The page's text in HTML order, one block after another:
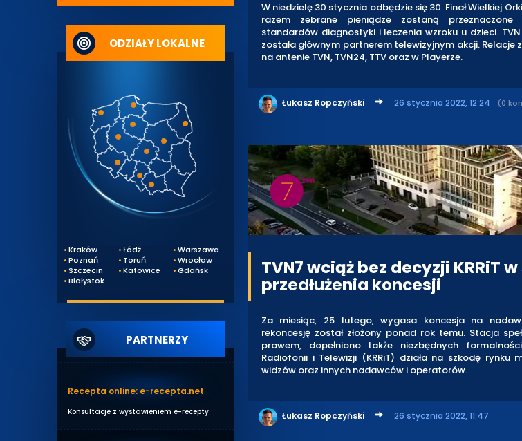
ODZIAŁY LOKALNE
Kraków Łódź
Warszawa
Poznań
Toruń
Wrocław
Szczecin
Katowice
Gdańsk
Białystok
PARTNERZY
Recepta online: e-recepta.net
Konsultacje z wystawieniem e-recepty
W niedzielę 30 stycznia odbędzie się 30. Finał Wielkiej
razem zebrane pieniądze zostaną przeznaczone
standardów diagnostyki i leczenia wzroku u dzieci.
została głównym partnerem telewizyjnym akcji.
na antenie TVN, TVN24, TTV oraz w Playerze.
Łukasz Ropczyński 26 stycznia 2022, 12:24 (0
TVN7 wciąż bez decyzji KRRiT
przedłużenia koncesji
Za miesiąc, 25 lutego, wygasa koncesja na
rekoncesję został złożony ponad rok temu. Stacja
prawem, dopełniono także niezbędnych
Radiofonii i Telewizji (KRRiT) działa na szkodę rynku
widzów oraz innych nadawców i operatorów.
Łukasz Ropczyński 26 stycznia 2022, 11:47